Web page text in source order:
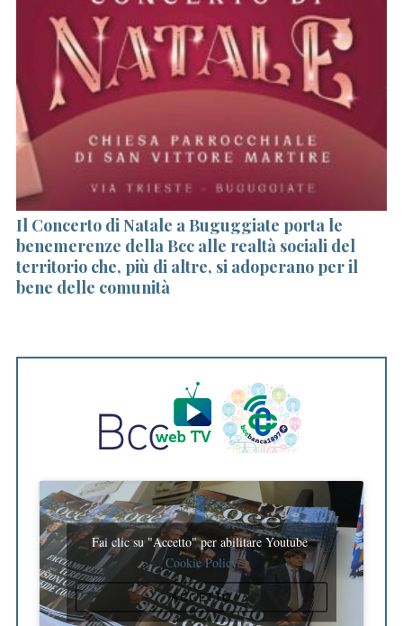
Il Concerto di Natale a Buguggiate porta le
benemerenze della Bcc alle realtà sociali del
territorio che, più di altre, si adoperano per il
bene delle comunità
Fai clic su "Accetto" per abilitare Youtube
Cookie Policy
ACCETTO
e
a
r
c
h
r